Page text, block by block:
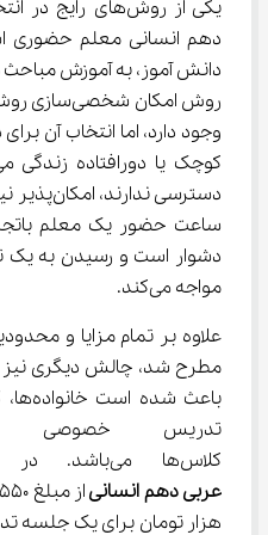
یکی از روش‌های
دهم انسانی معلم حضوری
روش امکان
وجود دارد، اما انتخاب آن
دسترسی
دشوار است و رسیدن به یک
مواجه می‌کند.
مطرح شد، چالش دیگری نیز
باعث
تدریس
کلاس‌ها می‌باشد. در سال 1404،
عربیدهم انسانی
هزار تومان برای یک جلسه